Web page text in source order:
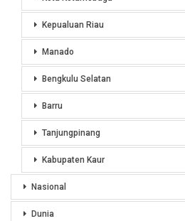
Kepualuan Riau
Manado
Bengkulu Selatan
Barru
Tanjungpinang
Kabupaten Kaur
Nasional
Dunia